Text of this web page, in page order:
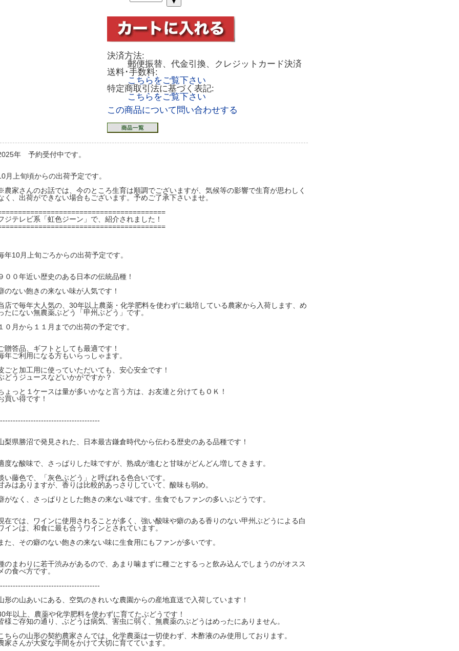
決済方法:
郵便振替、代金引換、クレジットカード決済
送料･手数料:
こちらをご覧下さい
特定商取引法に基づく表記:
こちらをご覧下さい
この商品について問い合わせする
年 予約受付中です。
月上旬頃からの出荷予定です。
家さんのお話では、今のところ生育は順調でございますが、気候等の影響で生育が思わしく
く、出荷ができない場合もございます。予めご了承下さいませ。
ジテレビ系「虹色ジーン」で、紹介されました！
年10月上旬ごろからの出荷予定です。
００年近い歴史のある日本の伝統品種！
のない飽きの来ない味が人気です！
店で毎年大人気の、30年以上農薬・化学肥料を使わずに栽培している農家から入荷します、め
たにない無農薬ぶどう「甲州ぶどう」です。
０月から１１月までの出荷の予定です。
贈答品、ギフトとしても最適です！
年ご利用になる方もいらっしゃます。
ごと加工用に使っていただいても、安心安全です！
どうジュースなどいかがですか？
ょっと１ケースは量が多いかなと言う方は、お友達と分けてもＯＫ！
買い得です！
梨県勝沼で発見された、日本最古鎌倉時代から伝わる歴史のある品種です！
度な酸味で、さっぱりした味ですが、熟成が進むと甘味がどんどん増してきます。
い藤色で、「灰色ぶどう」と呼ばれる色合いです。
みはありますが、香りは比較的あっさりしていて、酸味も弱め。
がなく、さっぱりとした飽きの来ない味です。生食でもファンの多いぶどうです。
在では、ワインに使用されることが多く、強い酸味や癖のある香りのない甲州ぶどうによる白
インは、和食に最も合うワインとされています。
た、その癖のない飽きの来ない味に生食用にもファンが多いです。
のまわりに若干渋みがあるので、あまり噛まずに種ごとするっと飲み込んでしまうのがオスス
の食べ方です。
形の山あいにある、空気のきれいな農園からの産地直送で入荷しています！
年以上、農薬や化学肥料を使わずに育てたぶどうです！
様ご存知の通り、ぶどうは病気、害虫に弱く、無農薬のぶどうはめったにありません。
ちらの山形の契約農家さんでは、化学農薬は一切使わず、木酢液のみ使用しております。
家さんが大変な手間をかけて大切に育てています。